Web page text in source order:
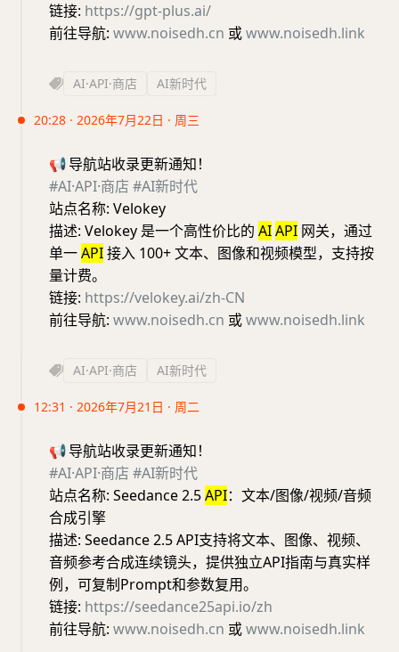
链接: https://gpt-plus.ai/
前往导航: www.noisedh.cn 或www.noisedh.link
AI·API·商店 AI新时代
20:28 · 2026年7月22日 · 周三
📢导航站收录更新通知！
#AI·API·商店 #AI新时代
站点名称: Velokey
描述: Velokey 是一个高性价比的 AIAPI 网关，通过
单一API接入 100+ 文本、图像和视频模型，支持按
量计费。
链接: https://velokey.ai/zh-CN
前往导航: www.noisedh.cn 或www.noisedh.link
AI·API·商店 AI新时代
12:31 · 2026年7月21日 · 周二
📢导航站收录更新通知！
#AI·API·商店 #AI新时代
站点名称: Seedance 2.5API：文本/图像/视频/音频
合成引擎
描述: Seedance 2.5 API支持将文本、图像、视频、
音频参考合成连续镜头，提供独立API指南与真实样
例，可复制Prompt和参数复用。
链接: https://seedance25api.io/zh
前往导航: www.noisedh.cn 或www.noisedh.link